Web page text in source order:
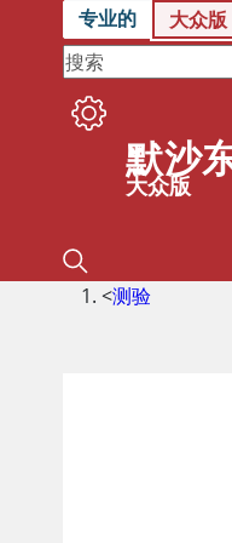
专业的 大众版
默沙
大众版
<测验